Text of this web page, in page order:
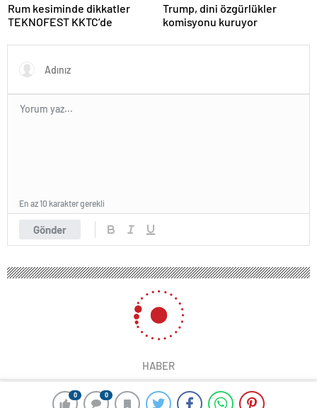
0 0
Rum kesiminde dikkatler
TEKNOFEST KKTC’de
Trump, dini özgürlükler
komisyonu kuruyor
Gönder
En az 10 karakter gerekli
HABER